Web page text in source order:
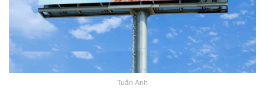
Tuấn Anh